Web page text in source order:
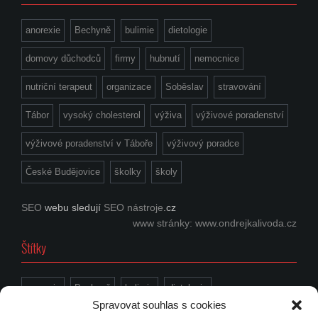
Spravovat souhlas s cookies
anorexie Bechyně bulimie dietologie
domovy důchodců firmy hubnutí nemocnice
nutriční terapeut organizace Soběslav stravování
Tábor vysoký cholesterol výživa výživové poradenství
výživové poradenství v Táboře výživový poradce
České Budějovice školky školy
SEO webu sledují SEO nástroje .cz
www stránky: www.ondrejkalivoda.cz
Štítky
anorexie Bechyně bulimie dietologie